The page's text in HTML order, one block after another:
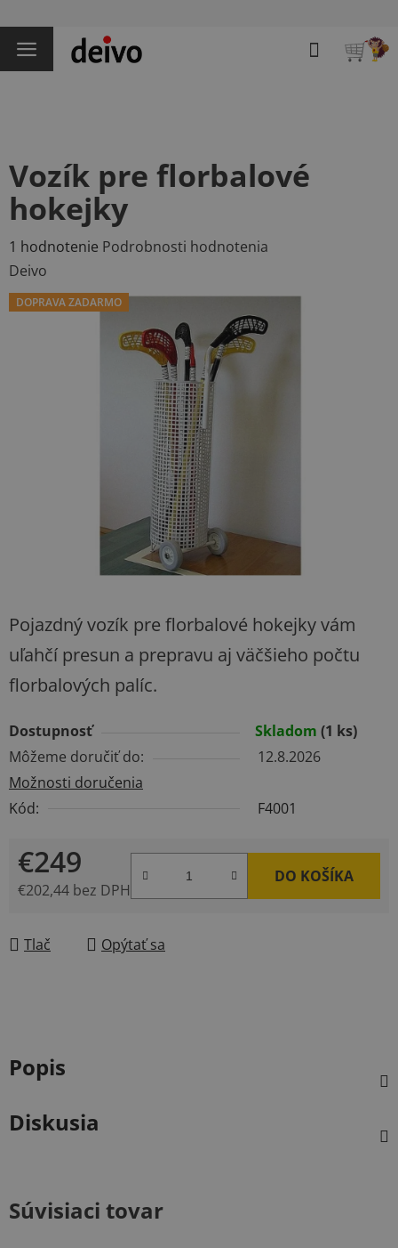
na
obsah
Hľadať
Pojazdný vozík pre florbalové hokejky vám
uľahčí presun a prepravu aj väčšieho počtu
florbalových palíc.
Dostupnosť Skladom (1 ks)
Môžeme doručiť do:
12.8.2026
Možnosti doručenia
Kód:
F4001
€249
€202,44 bez DPH
DO KOŠÍKA
Tlač Opýtať sa
Vozík pre florbalové
hokejky
Priemerné
hodnotenie
produktu
je
1 hodnotenie Podrobnosti hodnotenia
Deivo
DOPRAVA ZADARMO
Popis
Diskusia
Súvisiaci tovar